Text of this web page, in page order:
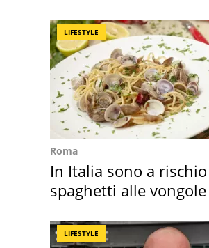
LIFESTYLE
Roma
In Italia sono a rischio
spaghetti alle
LIFESTYLE